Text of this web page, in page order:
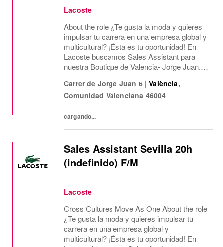
Lacoste
About the role ¿Te gusta la moda y quieres
impulsar tu carrera en una empresa global y
multicultural? ¡Ésta es tu oportunidad! En
Lacoste buscamos Sales Assistant para
nuestra Boutique de Valencia- Jorge Juan.
horas semanales de lunes a domingo y
festivos en...
Carrer de Jorge Juan 6 | València,
Comunidad Valenciana 46004
cargando...
Sales Assistant Sevilla 20h
(indefinido) F/M
Lacoste
Cross Cultures Move As One About the role
¿Te gusta la moda y quieres impulsar tu
carrera en una empresa global y
multicultural? ¡Ésta es tu oportunidad! En